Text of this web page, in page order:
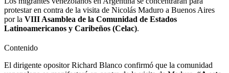
protestar en contra de la visita de Nicolás Maduro a Buenos Aires
por la VIII Asamblea de la Comunidad de Estados
Latinoamericanos y Caribeños (Celac).
Contenido
El dirigente opositor Richard Blanco confirmó que la comunidad